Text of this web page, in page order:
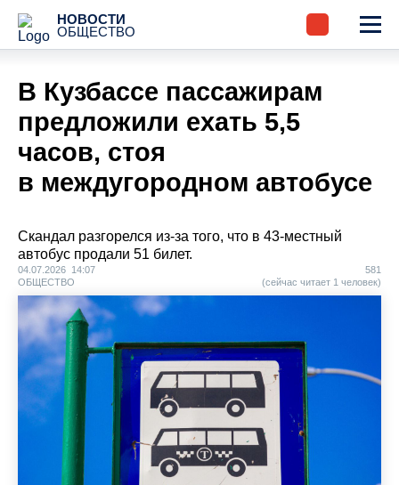
НОВОСТИ
ОБЩЕСТВО
В Кузбассе пассажирам
предложили ехать 5,5
часов, стоя
в междугородном автобусе
Скандал разгорелся из-за того, что в 43-местный
автобус продали 51 билет.
04.07.2026 14:07
ОБЩЕСТВО
581
(сейчас читает 1 человек)